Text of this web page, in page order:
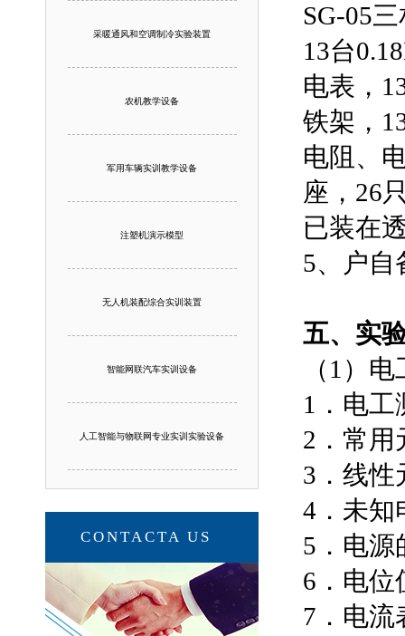
采暖通风和空调制冷实验装置
农机教学设备
军用车辆实训教学设备
注塑机演示模型
无人机装配综合实训装置
智能网联汽车实训设备
人工智能与物联网专业实训实验设备
CONTACTA US
SG-05
13台
电表，
铁架，
电阻、
座，26
已装在
5、户自
五、实
（1）
1．电工
2．常用
3．线性
4．未知
5．电源
6．电位
7．电流